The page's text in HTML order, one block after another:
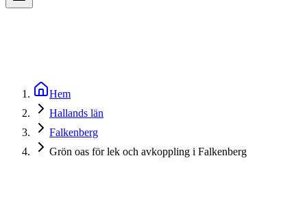
Hem
Hallands län
Falkenberg
Grön oas för lek och avkoppling i Falkenberg